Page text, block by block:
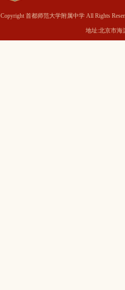
Copyright 首都师范大学附属中学 All Rights
地址:北京市海